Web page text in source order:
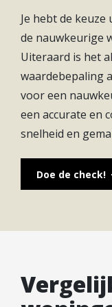
om een keuken
fraaie
ruimtelijkheid en
woning tref je de
openslaande
woonkamer is er
trapkast tref je
zomer ook
geheel gasloos
deze verdieping.
bedroom,
Je hebt de
de nauwkeurige
Uiteraard is het
waardebepaling
voor een
een accurate en
snelheid en
Doe de check!